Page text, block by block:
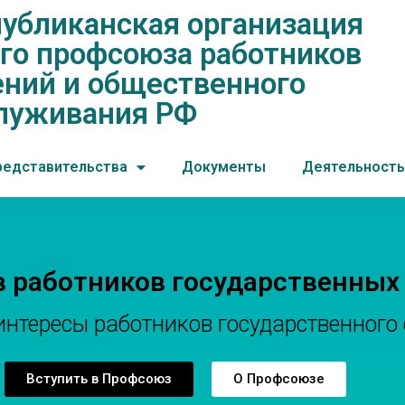
организация
и общественного
организация
профсоюза работников
и общественного
РФ
Документы Деятельность
работников государственного
Вступить в Профсоюз О Профсоюзе